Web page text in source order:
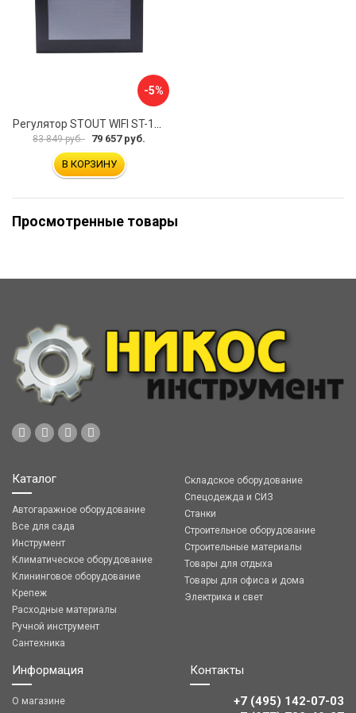
-5%
83 849 руб. 79 657 руб.
В КОРЗИНУ
Просмотренные товары
Каталог
Автогаражное оборудование
Все для сада
Инструмент
Климатическое оборудование
Клининговое оборудование
Крепеж
Расходные материалы
Ручной инструмент
Сантехника
Складское оборудование
Спецодежда и СИЗ
Станки
Строительное оборудование
Строительные материалы
Товары для отдыха
Товары для офиса и дома
Электрика и свет
Информация
О магазине
Контакты
+7 (495) 142-07-03